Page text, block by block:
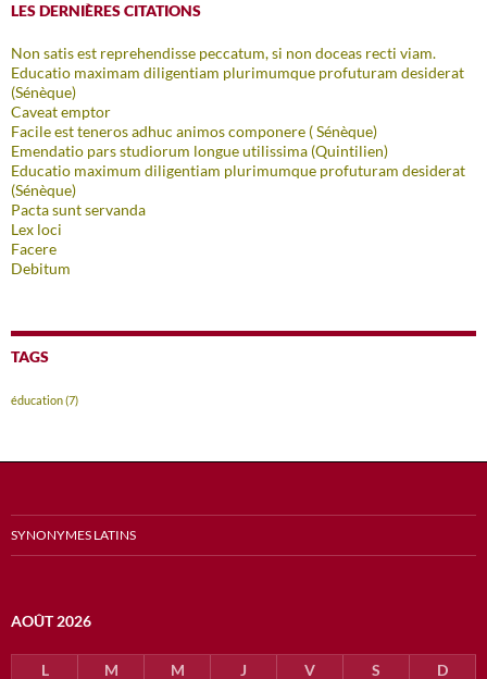
LES DERNIÈRES CITATIONS
Non satis est reprehendisse peccatum, si non doceas recti viam.
Educatio maximam diligentiam plurimumque profuturam desiderat
(Sénèque)
Caveat emptor
Facile est teneros adhuc animos componere ( Sénèque)
Emendatio pars studiorum longue utilissima (Quintilien)
Educatio maximum diligentiam plurimumque profuturam desiderat
(Sénèque)
Pacta sunt servanda
Lex loci
Facere
Debitum
TAGS
éducation(7)
SYNONYMES LATINS
AOÛT 2026
L M M J V S D